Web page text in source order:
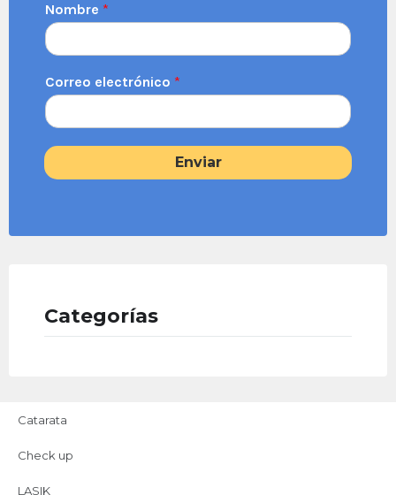
Nombre *
Correo electrónico *
Enviar
Categorías
Catarata
Check up
LASIK